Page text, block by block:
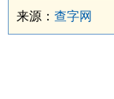
来源： 查字网